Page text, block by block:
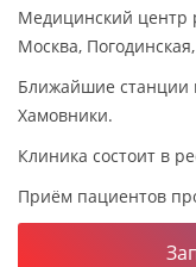
Медицинский центр
Москва,
Ближайшие станции
Хамовники.
Клиника состоит в
Приём пациентов